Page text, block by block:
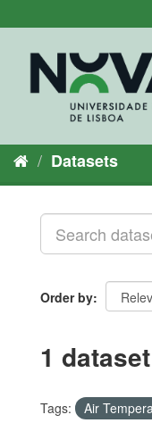
to
Datasets
Order by
1
Tags: Air